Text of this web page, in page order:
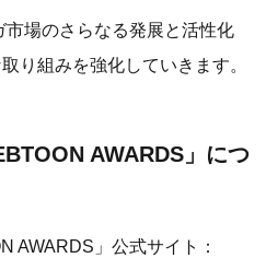
市場のさらなる発展と活性化
り組みを強化していきます。
AWARDS」につ
AWARDS」公式サイト：